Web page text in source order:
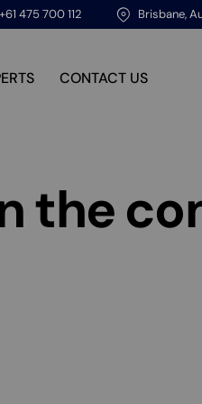
+61 475 700 112 Brisbane,
CONTACT US
the